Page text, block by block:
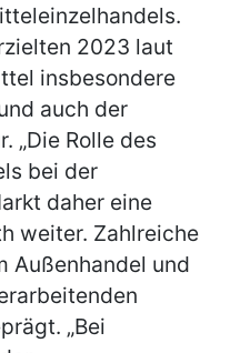
2023 laut
insbesondere
auch der
„Die Rolle des
bei der
daher eine
weiter. Zahlreiche
Außenhandel und
„Bei